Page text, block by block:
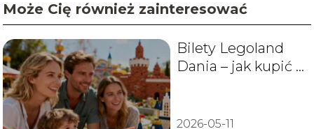
Może Cię również zainteresować
Bilety Legoland
Dania – jak kupić i
2026-05-11